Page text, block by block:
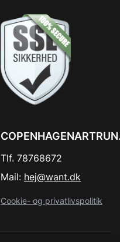
Tlf. 78768672
Mail: hej@want.dk
Cookie- og privatlivspolitik